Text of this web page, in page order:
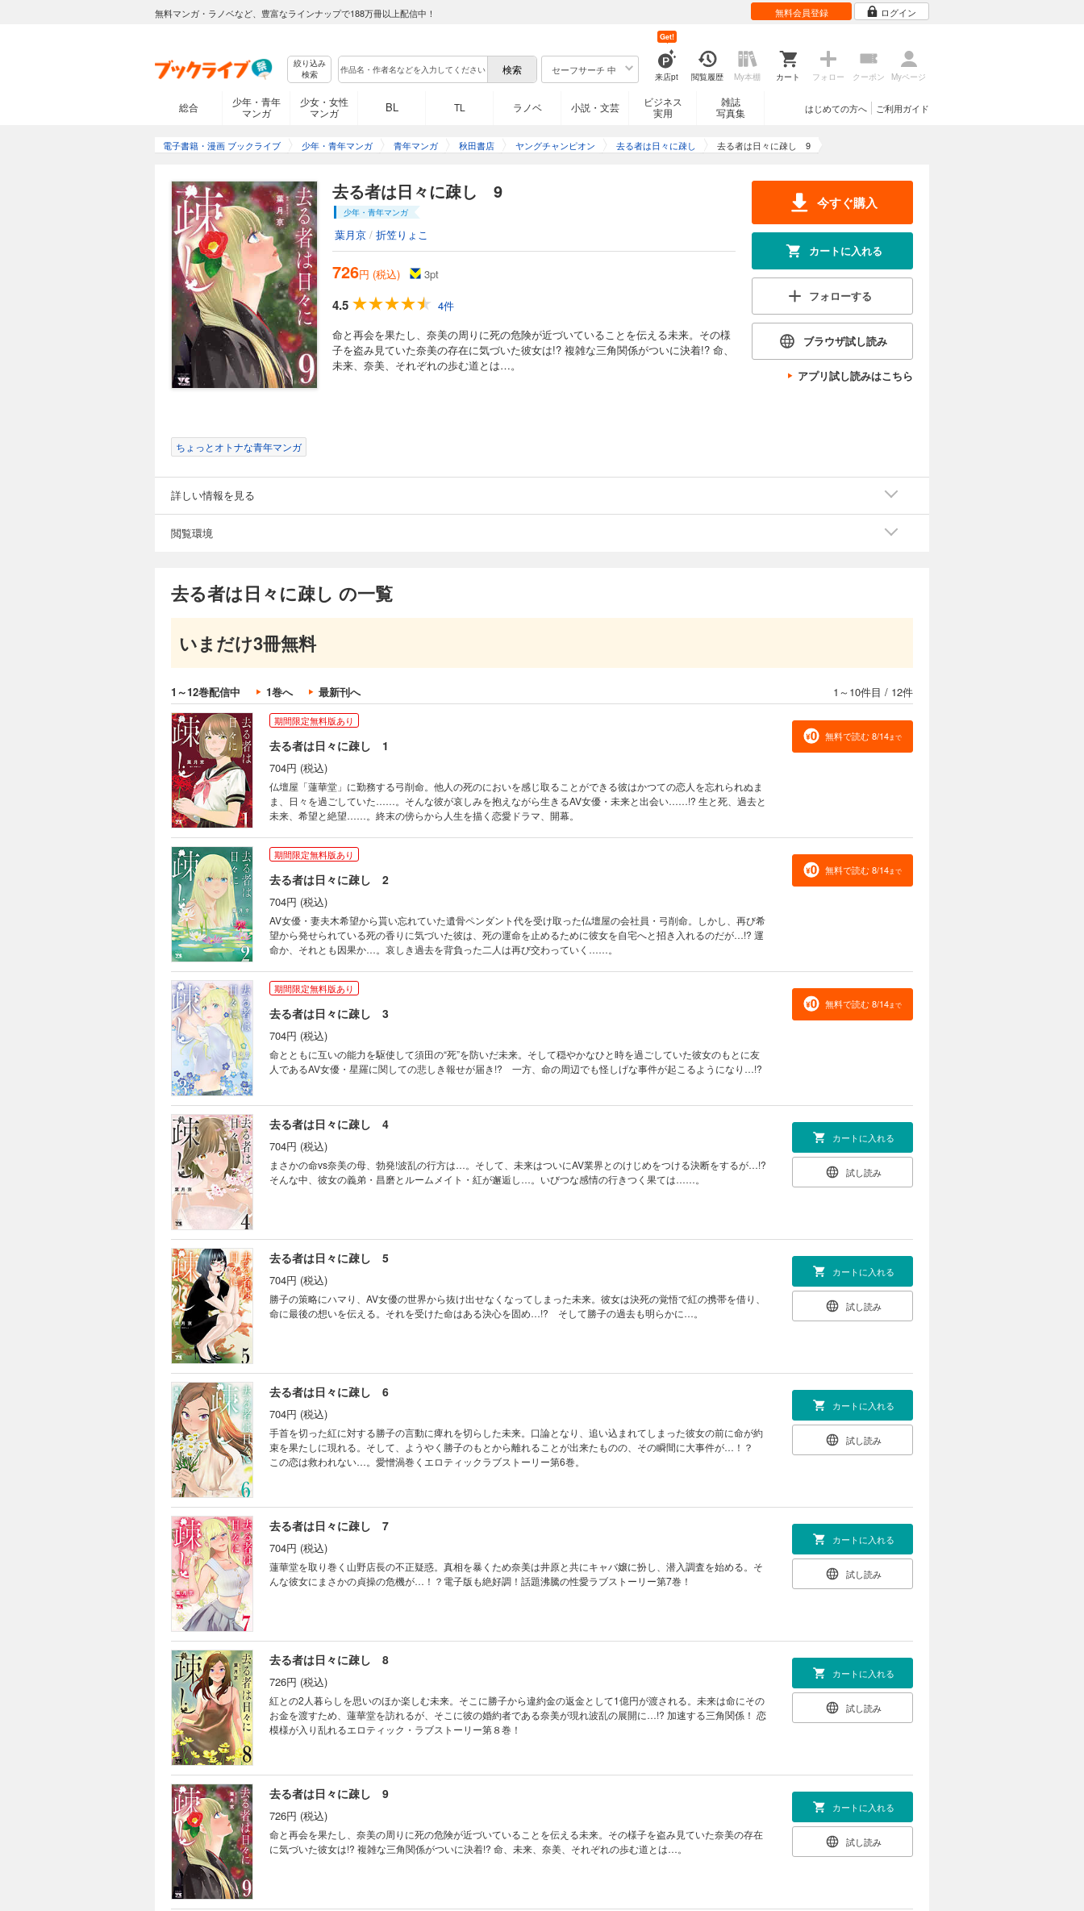
無料マンガ・ラノベなど、豊富なラインナップで188万冊以上配信中！ 無料会員登録 ログイン
絞り込み
検索
セーフサーチ 中
来店pt
Get!
閲覧履歴 My本棚 カート フォロー クーポン Myページ
総合
少年・青年
マンガ
少女・女性
マンガ
BL TL ラノベ 小説・文芸
ビジネス
実用
雑誌
写真集
ご利用ガイド
はじめての方へ
電子書籍・漫画 ブックライブ 少年・青年マンガ 青年マンガ 秋田書店 ヤングチャンピオン 去る者は日々に疎し 去る者は日々に疎し 9
去る者は日々に疎し 9
少年・青年マンガ
葉月京 / 折笠りょこ
726円 (税込) 3pt
4.5
4件
命と再会を果たし、奈美の周りに死の危険が近づいていることを伝える未来。その様
子を盗み見ていた奈美の存在に気づいた彼女は!? 複雑な三角関係がついに決着!? 命、
未来、奈美、それぞれの歩む道とは…。
今すぐ購入
カートに入れる
フォローする
ブラウザ試し読み
アプリ試し読みはこちら
ちょっとオトナな青年マンガ
詳しい情報を見る
閲覧環境
去る者は日々に疎し の一覧
いまだけ3冊無料
1～12巻配信中 1巻へ 最新刊へ 1～10件目 / 12件
期間限定無料版あり
去る者は日々に疎し 1
704円 (税込)
仏壇屋「蓮華堂」に勤務する弓削命。他人の死のにおいを感じ取ることができる彼はかつての恋人を忘れられぬま
ま、日々を過ごしていた……。そんな彼が哀しみを抱えながら生きるAV女優・未来と出会い……!? 生と死、過去と
未来、希望と絶望……。終末の傍らから人生を描く恋愛ドラマ、開幕。
無料で読む 8/14まで
期間限定無料版あり
去る者は日々に疎し 2
704円 (税込)
AV女優・妻夫木希望から貰い忘れていた遺骨ペンダント代を受け取った仏壇屋の会社員・弓削命。しかし、再び希
望から発せられている死の香りに気づいた彼は、死の運命を止めるために彼女を自宅へと招き入れるのだが…!? 運
命か、それとも因果か…。哀しき過去を背負った二人は再び交わっていく……。
無料で読む 8/14まで
期間限定無料版あり
去る者は日々に疎し 3
704円 (税込)
命とともに互いの能力を駆使して須田の“死”を防いだ未来。そして穏やかなひと時を過ごしていた彼女のもとに友
人であるAV女優・星羅に関しての悲しき報せが届き!? 一方、命の周辺でも怪しげな事件が起こるようになり…!?
無料で読む 8/14まで
去る者は日々に疎し 4
704円 (税込)
まさかの命vs奈美の母、勃発!波乱の行方は…。そして、未来はついにAV業界とのけじめをつける決断をするが…!?
そんな中、彼女の義弟・昌磨とルームメイト・紅が邂逅し…。いびつな感情の行きつく果ては……。
カートに入れる
試し読み
去る者は日々に疎し 5
704円 (税込)
勝子の策略にハマり、AV女優の世界から抜け出せなくなってしまった未来。彼女は決死の覚悟で紅の携帯を借り、
命に最後の想いを伝える。それを受けた命はある決心を固め…!? そして勝子の過去も明らかに…。
カートに入れる
試し読み
去る者は日々に疎し 6
704円 (税込)
手首を切った紅に対する勝子の言動に痺れを切らした未来。口論となり、追い込まれてしまった彼女の前に命が約
束を果たしに現れる。そして、ようやく勝子のもとから離れることが出来たものの、その瞬間に大事件が…！？
この恋は救われない…。愛憎渦巻くエロティックラブストーリー第6巻。
カートに入れる
試し読み
去る者は日々に疎し 7
704円 (税込)
蓮華堂を取り巻く山野店長の不正疑惑。真相を暴くため奈美は井原と共にキャバ嬢に扮し、潜入調査を始める。そ
んな彼女にまさかの貞操の危機が…！？電子版も絶好調！話題沸騰の性愛ラブストーリー第7巻！
カートに入れる
試し読み
去る者は日々に疎し 8
726円 (税込)
紅との2人暮らしを思いのほか楽しむ未来。そこに勝子から違約金の返金として1億円が渡される。未来は命にその
お金を渡すため、蓮華堂を訪れるが、そこに彼の婚約者である奈美が現れ波乱の展開に…!? 加速する三角関係！ 恋
模様が入り乱れるエロティック・ラブストーリー第８巻！
カートに入れる
試し読み
去る者は日々に疎し 9
726円 (税込)
命と再会を果たし、奈美の周りに死の危険が近づいていることを伝える未来。その様子を盗み見ていた奈美の存在
に気づいた彼女は!? 複雑な三角関係がついに決着!? 命、未来、奈美、それぞれの歩む道とは…。
カートに入れる
試し読み